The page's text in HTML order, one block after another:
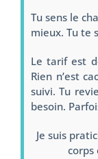
Tu sens le
mieux. Tu te
Le tarif est
Rien n’est
suivi. Tu
besoin.
Je suis
corps